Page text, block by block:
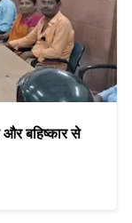
और बहिष्कार से